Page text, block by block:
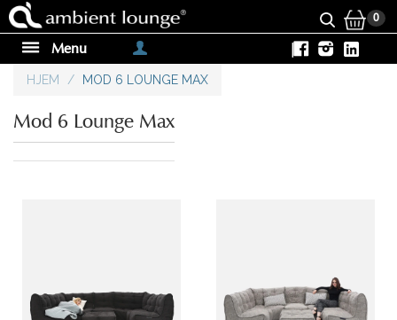
0
Menu
HJEM / MOD 6 LOUNGE MAX
Mod 6 Lounge Max